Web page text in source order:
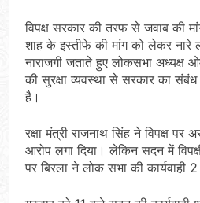
विपक्ष सरकार की तरफ से जवाब की
शाह के इस्तीफे की मांग को लेकर नारे
नाराजगी जताते हुए लोकसभा अध्यक्ष
की सुरक्षा व्यवस्था से सरकार का संबंध
है।
रक्षा मंत्री राजनाथ सिंह ने विपक्ष पर
आरोप लगा दिया। लेकिन सदन में
पर बिरला ने लोक सभा की